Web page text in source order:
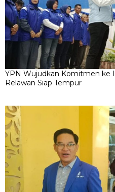
YPN Wujudkan Komitmen ke
Relawan Siap Tempur